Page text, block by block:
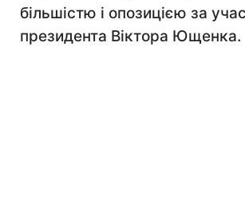
більшістю і опозицією за
президента Віктора Ющенка.